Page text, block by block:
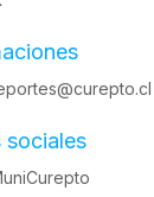
sociales